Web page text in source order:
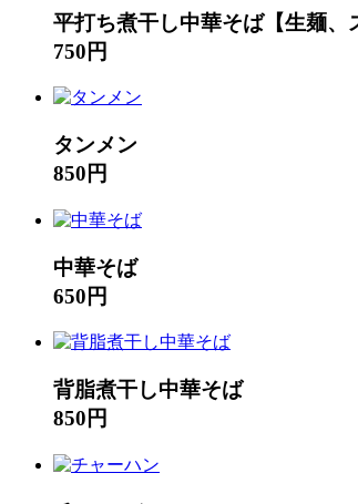
平打ち煮干し中華そば【生麺、
750円
タンメン
850円
中華そば
650円
背脂煮干し中華そば
850円